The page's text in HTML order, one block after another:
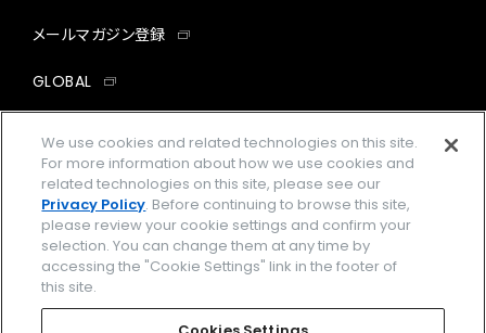
メールマガジン登録
GLOBAL
facebookinstagramtwitter
企業情報 ご利用規約
プライバシーポリシー Cookies Settings
We use cookies and related technologies on this site.
For more information about how we use cookies and
related technologies on this site, please see our
Privacy Policy. Before continuing to browse this site,
please review your cookie settings and confirm your
selection. You can change them at any time by
accessing the "Cookie Settings" link in the footer of
this site.